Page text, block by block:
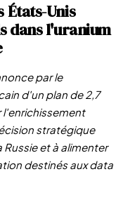
États-Unis
dans l'uranium
par le
d'un plan de 2,7
l'enrichissement
stratégique
Russie et à alimenter
destinés aux data